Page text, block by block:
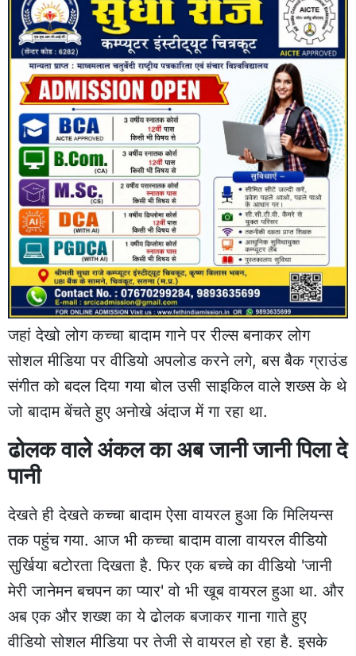
जहां देखो लोग कच्चा बादाम गाने पर रील्स बनाकर लोग
सोशल मीडिया पर वीडियो अपलोड करने लगे, बस बैक ग्राउंड
संगीत को बदल दिया गया बोल उसी साइकिल वाले शख्स के थे
जो बादाम बेंचते हुए अनोखे अंदाज में गा रहा था.
ढोलक वाले अंकल का अब जानी जानी पिला दे
पानी
देखते ही देखते कच्चा बादाम ऐसा वायरल हुआ कि मिलियन्स
तक पहुंच गया. आज भी कच्चा बादाम वाला वायरल वीडियो
सुर्खिया बटोरता दिखता है. फिर एक बच्चे का वीडियो 'जानी
मेरी जानेमन बचपन का प्यार' वो भी खूब वायरल हुआ था. और
अब एक और शख्श का ये ढोलक बजाकर गाना गाते हुए
वीडियो सोशल मीडिया पर तेजी से वायरल हो रहा है. इसके